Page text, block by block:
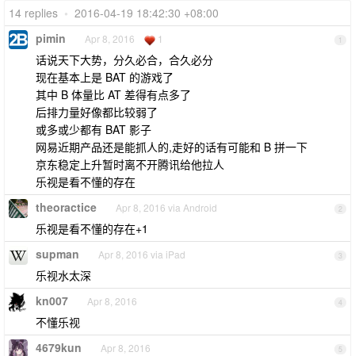
14 replies • 2016-04-19 18:42:30 +08:00
1
pimin Apr 8, 2016 1
话说天下大势，分久必合，合久必分
现在基本上是 BAT 的游戏了
其中 B 体量比 AT 差得有点多了
后排力量好像都比较弱了
或多或少都有 BAT 影子
网易近期产品还是能抓人的,走好的话有可能和 B 拼一下
京东稳定上升暂时离不开腾讯给他拉人
乐视是看不懂的存在
2
theoractice Apr 8, 2016 via Android
乐视是看不懂的存在+1
3
supman Apr 8, 2016 via iPad
乐视水太深
4
kn007 Apr 8, 2016
不懂乐视
5
4679kun Apr 8, 2016